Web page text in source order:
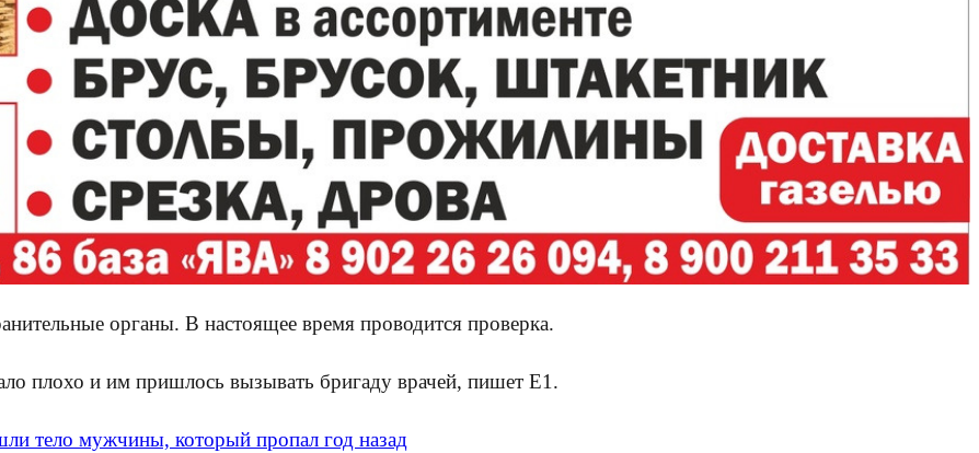
органы. В настоящее время проводится проверка.
плохо и им пришлось вызывать бригаду врачей, пишет Е1.
тело мужчины, который пропал год назад